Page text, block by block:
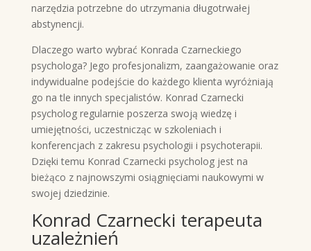
narzędzia potrzebne do utrzymania długotrwałej
abstynencji.
Dlaczego warto wybrać Konrada Czarneckiego
psychologa? Jego profesjonalizm, zaangażowanie oraz
indywidualne podejście do każdego klienta wyróżniają
go na tle innych specjalistów. Konrad Czarnecki
psycholog regularnie poszerza swoją wiedzę i
umiejętności, uczestnicząc w szkoleniach i
konferencjach z zakresu psychologii i psychoterapii.
Dzięki temu Konrad Czarnecki psycholog jest na
bieżąco z najnowszymi osiągnięciami naukowymi w
swojej dziedzinie.
Konrad Czarnecki terapeuta
uzależnień